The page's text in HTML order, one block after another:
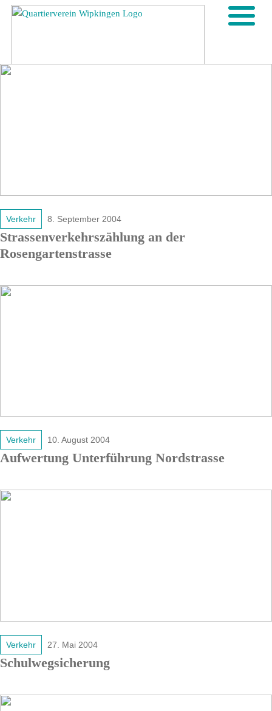
Verkehr 8. September 2004
Strassenverkehrszählung an der
Rosengartenstrasse
Verkehr 10. August 2004
Aufwertung Unterführung Nordstrasse
Verkehr 27. Mai 2004
Schulwegsicherung